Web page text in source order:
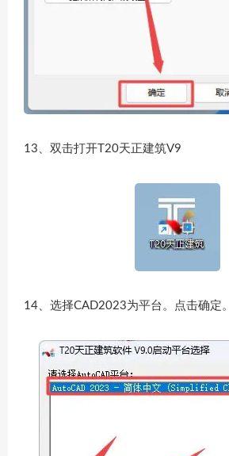
13、双击打开T20天正建筑V9
14、选择CAD2023为平台。点击确定。